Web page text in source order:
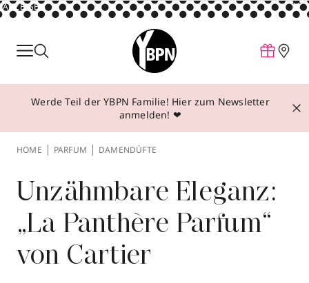
ANZEIGE
Parfum
Make-up
Behandlungen
Über YBPN
Aktionen
Storefinder
Werde Teil der YBPN Familie! Hier zum Newsletter
anmelden! ❤
HOME PARFUM DAMENDÜFTE
Unzähmbare Eleganz:
„La Panthère Parfum“
von Cartier